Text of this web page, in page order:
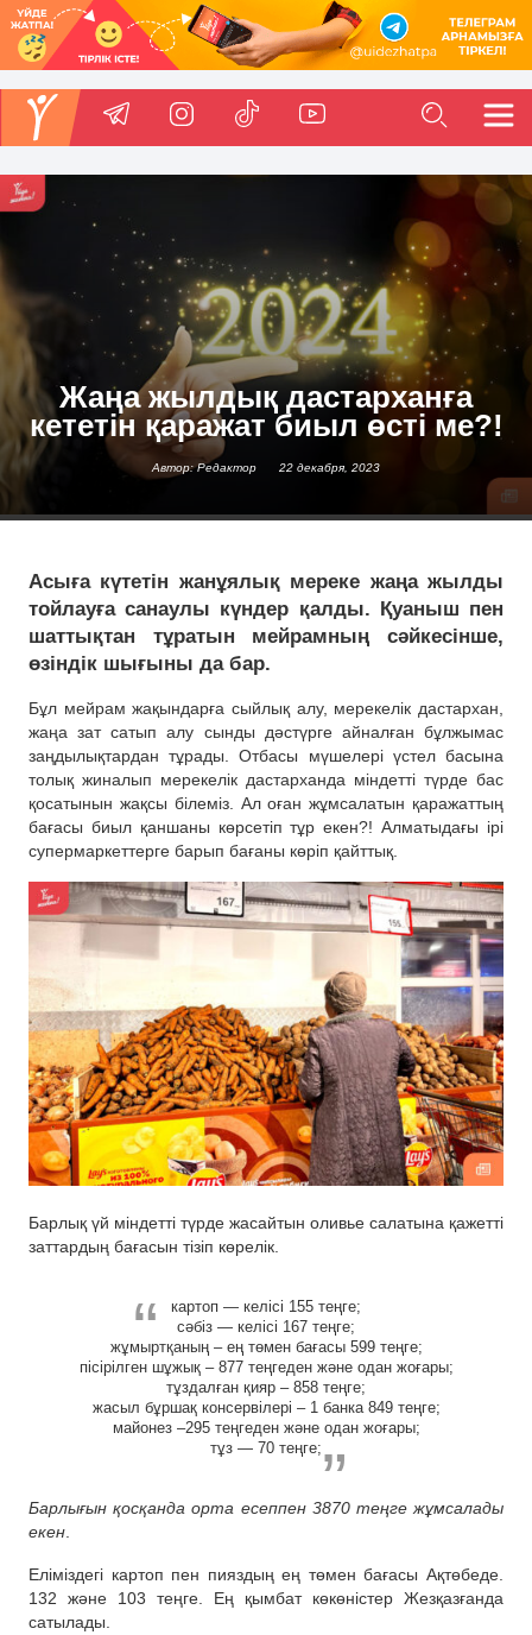
Жаңа жылдық дастарханға
кететін қаражат биыл өсті ме?!
Автор: Редактор 22 декабря, 2023
Асыға күтетін жанұялық мереке жаңа жылды
тойлауға санаулы күндер қалды. Қуаныш пен
шаттықтан тұратын мейрамның сәйкесінше,
өзіндік шығыны да бар.
Бұл мейрам жақындарға сыйлық алу, мерекелік дастархан,
жаңа зат сатып алу сынды дәстүрге айналған бұлжымас
заңдылықтардан тұрады. Отбасы мүшелері үстел басына
толық жиналып мерекелік дастарханда міндетті түрде бас
қосатынын жақсы білеміз. Ал оған жұмсалатын қаражаттың
бағасы биыл қаншаны көрсетіп тұр екен?! Алматыдағы ірі
супермаркеттерге барып бағаны көріп қайттық.
Барлық үй міндетті түрде жасайтын оливье салатына қажетті
заттардың бағасын тізіп көрелік.
картоп — келісі 155 теңге;
сәбіз — келісі 167 теңге;
жұмыртқаның – ең төмен бағасы 599 теңге;
пісірілген шұжық – 877 теңгеден және одан жоғары;
тұздалған қияр – 858 теңге;
жасыл бұршақ консервілері – 1 банка 849 теңге;
майонез –295 теңгеден және одан жоғары;
тұз — 70 теңге;
Барлығын қосқанда орта есеппен 3870 теңге жұмсалады
екен.
Еліміздегі картоп пен пияздың ең төмен бағасы Ақтөбеде.
132 және 103 теңге. Ең қымбат көкөністер Жезқазғанда
сатылады.